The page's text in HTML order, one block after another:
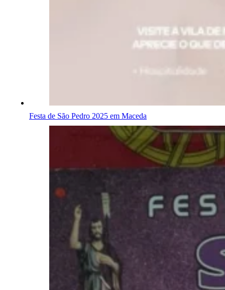
Festa de São Pedro 2025 em Maceda